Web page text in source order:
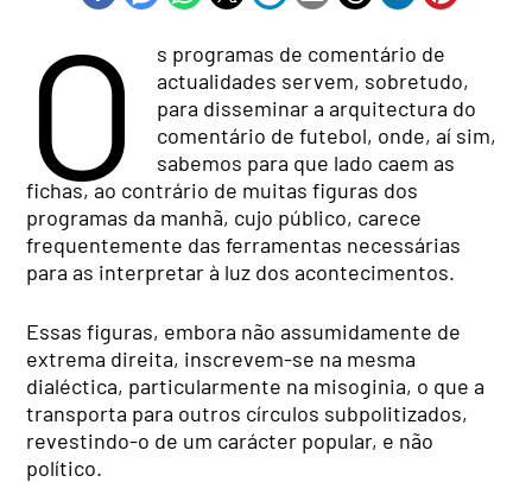
O
s programas de comentário de
actualidades servem, sobretudo,
para disseminar a arquitectura do
comentário de futebol, onde, aí sim,
sabemos para que lado caem as
fichas, ao contrário de muitas figuras dos
programas da manhã, cujo público, carece
frequentemente das ferramentas necessárias
para as interpretar à luz dos acontecimentos.
Essas figuras, embora não assumidamente de
extrema direita, inscrevem-se na mesma
dialéctica, particularmente na misoginia, o que a
transporta para outros círculos subpolitizados,
revestindo-o de um carácter popular, e não
político.